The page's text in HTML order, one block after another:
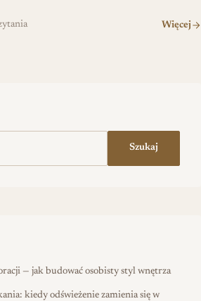
Więcej
Szukaj
— jak budować osobisty styl wnętrza
kiedy odświeżenie zamienia się w